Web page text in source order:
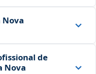
Nova
de
Nova